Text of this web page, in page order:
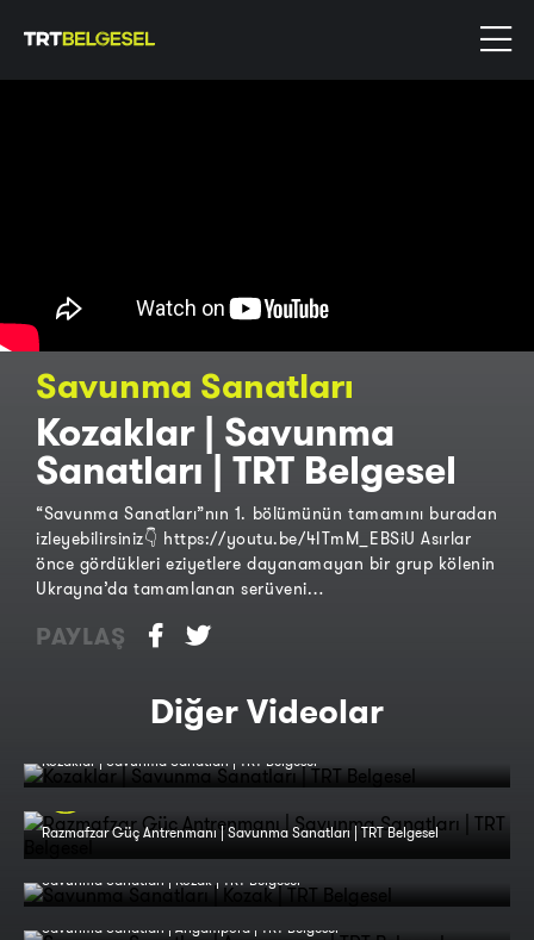
Savunma Sanatları
Kozaklar | Savunma
Sanatları | TRT Belgesel
“Savunma Sanatları”nın 1. bölümünün tamamını buradan
izleyebilirsiniz👇 https://youtu.be/4ITmM_EBSiU Asırlar
önce gördükleri eziyetlere dayanamayan bir grup kölenin
Ukrayna’da tamamlanan serüveni…
PAYLAŞ
Diğer Videolar
Kozaklar | Savunma Sanatları | TRT Belgesel
Razmafzar Güç Antrenmanı | Savunma Sanatları | TRT Belgesel
Savunma Sanatları | Kozak | TRT Belgesel
Savunma Sanatları | Angampora | TRT Belgesel